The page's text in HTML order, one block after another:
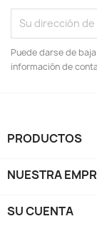
Puede darse de
información de
PRODUCTOS
NUESTRA
SU CUENTA